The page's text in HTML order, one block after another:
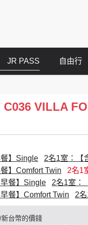
JR PASS 自由行
C036 VILLA
】Single
2名1室：【
】Comfort Twin
2名1
餐】Single
2名1室：
餐】Comfort Twin
2
台幣的價錢